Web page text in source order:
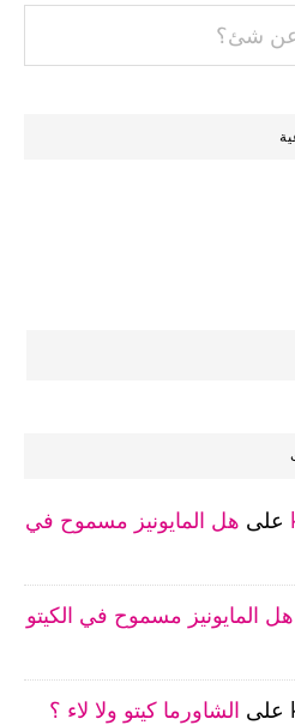
على هل المايونيز مسموح في
هل المايونيز مسموح في الكيتو
على الشاورما كيتو ولا لاء ؟